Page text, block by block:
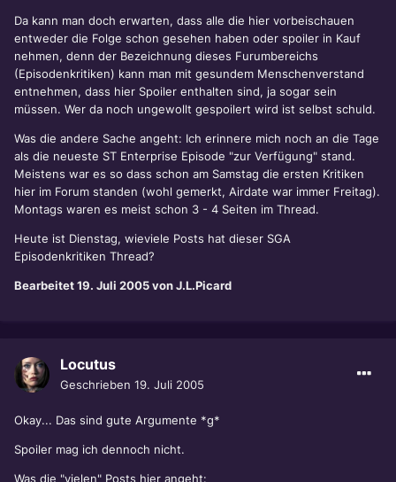
Da kann man doch erwarten, dass alle die hier vorbeischauen
entweder die Folge schon gesehen haben oder spoiler in Kauf
nehmen, denn der Bezeichnung dieses Furumbereichs
(Episodenkritiken) kann man mit gesundem Menschenverstand
entnehmen, dass hier Spoiler enthalten sind, ja sogar sein
müssen. Wer da noch ungewollt gespoilert wird ist selbst schuld.
Was die andere Sache angeht: Ich erinnere mich noch an die Tage
als die neueste ST Enterprise Episode "zur Verfügung" stand.
Meistens war es so dass schon am Samstag die ersten Kritiken
hier im Forum standen (wohl gemerkt, Airdate war immer Freitag).
Montags waren es meist schon 3 - 4 Seiten im Thread.
Heute ist Dienstag, wieviele Posts hat dieser SGA
Episodenkritiken Thread?
Bearbeitet19. Juli 2005von J.L.Picard
Locutus
Geschrieben 19. Juli 2005
Okay... Das sind gute Argumente *g*
Spoiler mag ich dennoch nicht.
Was die "vielen" Posts hier angeht: